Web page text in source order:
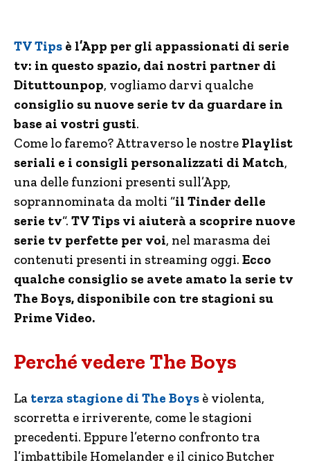
TV Tips è l’App per gli appassionati di serie
tv: in questo spazio, dai nostri partner di
Dituttounpop, vogliamo darvi qualche
consiglio su nuove serie tv da guardare in
base ai vostri gusti.
Come lo faremo? Attraverso le nostre Playlist
seriali e i consigli personalizzati di Match,
una delle funzioni presenti sull’App,
soprannominata da molti “il Tinder delle
serie tv“. TV Tips vi aiuterà a scoprire nuove
serie tv perfette per voi, nel marasma dei
contenuti presenti in streaming oggi. Ecco
qualche consiglio se avete amato la serie tv
The Boys, disponibile con tre stagioni su
Prime Video.
Perché vedere The Boys
La terza stagione di The Boys è violenta,
scorretta e irriverente, come le stagioni
precedenti. Eppure l’eterno confronto tra
l’imbattibile Homelander e il cinico Butcher